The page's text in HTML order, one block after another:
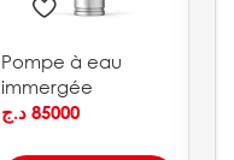
Pompe à eau
immergée
PEDROLLO
85000 د.ج